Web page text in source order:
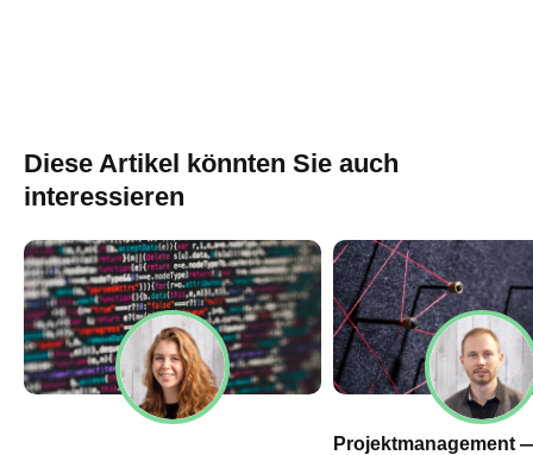
Diese Artikel könnten Sie auch
interessieren
Projektmanagement
HN – Gymnasiumstraße 35
74072 Heilbronn
Datenschutzerklärung
Impressum